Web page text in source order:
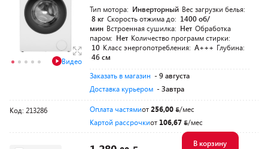
Видео
Тип мотора: Инверторный Вес загрузки белья:
8 кг Скорость отжима до: 1400 об/
мин Встроенная сушилка: Нет Обработка
паром: Нет Количество программ стирки:
10 Класс энергопотребления: A+++ Глубина:
46 см
Заказать в магазин - 9 августа
Доставка курьером - Завтра
Код: 213286 Оплата частямиот256,00
/мес
Картой рассрочкиот 106,67 /мес
В корзину